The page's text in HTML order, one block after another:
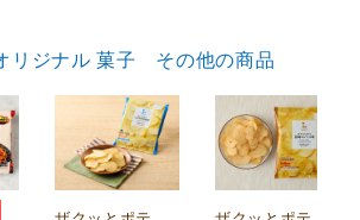
リジナル 菓子 その他の商品